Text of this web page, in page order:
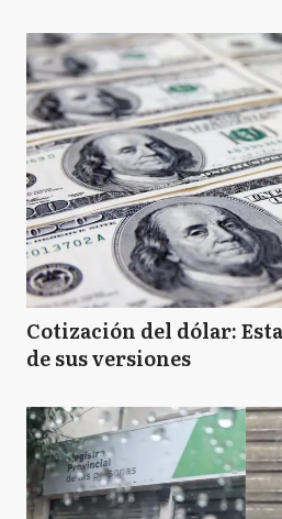
Cotización del dólar:
de sus versiones